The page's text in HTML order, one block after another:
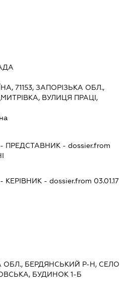
71153, ЗАПОРІЗЬКА ОБЛ.,
ВУЛИЦЯ ПРАЦІ,
- ПРЕДСТАВНИК- dossier.from
- КЕРІВНИК- dossier.from 03.01.17
ОБЛ., БЕРДЯНСЬКИЙ Р-Н, СЕЛО
БУДИНОК 1-Б